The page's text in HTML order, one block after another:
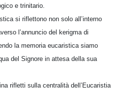
e trinitario.
si riflettono non solo all’interno
l’annuncio del kerigma di
la memoria eucaristica siamo
del Signore in attesa della sua
rifletti sulla centralità dell’Eucaristia